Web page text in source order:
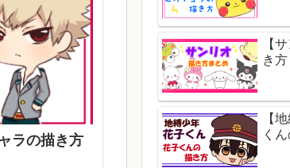
ラの描き方
【
き
【
く